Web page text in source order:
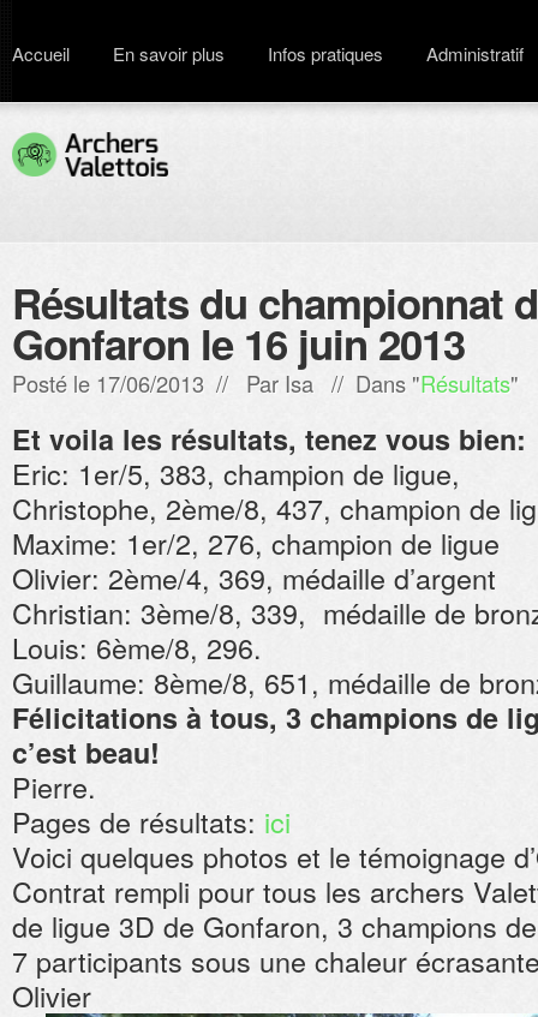
Accueil En savoir plus Infos pratiques Administratif
Résultats du championnat
Gonfaron le 16 juin 2013
Posté le 17/06/2013 // Par Isa // Dans "Résultats"
Et voila les résultats, tenez vous bien:
Eric: 1er/5, 383, champion de ligue,
Christophe, 2ème/8, 437, champion de
Maxime: 1er/2, 276, champion de ligue
Olivier: 2ème/4, 369, médaille d’argent
Christian: 3ème/8, 339, médaille de
Louis: 6ème/8, 296.
Guillaume: 8ème/8, 651, médaille de
Félicitations à tous, 3 champions de
c’est beau!
Pierre.
Pages de résultats: ici
Voici quelques photos et le témoignage
Contrat rempli pour tous les archers
de ligue 3D de Gonfaron, 3 champions
7 participants sous une chaleur
Olivier